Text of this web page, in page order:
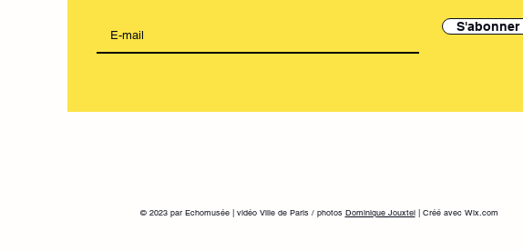
S'abonner
© 2023 par Echomusée | vidéo Ville de Paris / photos Dominique Jouxtel| Créé avec Wix.com